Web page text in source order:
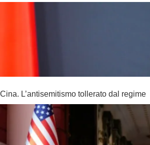
Cina. L’antisemitismo tollerato dal regime